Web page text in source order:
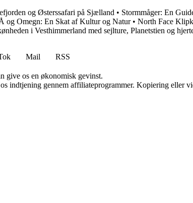
og Østerssafari på Sjælland • Stormmåger: En
og Omegn: En Skat af Kultur og Natur• North Face
i Vesthimmerland med sejlture, Planetstien og
Mail
RSS
give os en økonomisk gevinst.
indtjening gennem affiliateprogrammer. Kopiering eller